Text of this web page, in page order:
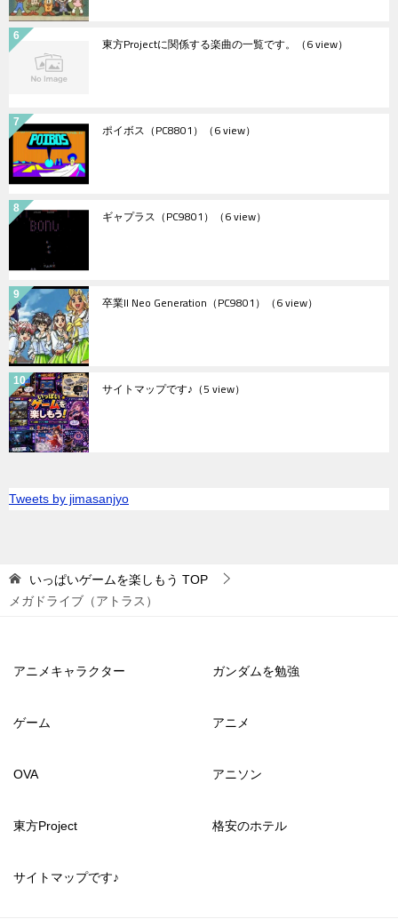
東方Projectに関係する楽曲の一覧です。 （6 view）
ポイボス（PC8801） （6 view）
ギャプラス（PC9801） （6 view）
卒業II Neo Generation（PC9801） （6 view）
サイトマップです♪ （5 view）
Tweets by jimasanjyo
いっぱいゲームを楽しもう TOP
メガドライブ（アトラス）
アニメキャラクター ガンダムを勉強
ゲーム アニメ
OVA アニソン
東方Project 格安のホテル
サイトマップです♪